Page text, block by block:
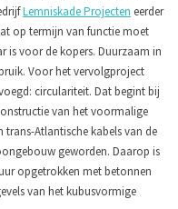
Lemniskade Projecten eerder
op termijn van functie moet
is voor de kopers. Duurzaam in
Voor het vervolgproject
circulariteit. Dat begint bij
van het voormalige
Atlantische kabels van de
geworden. Daarop is
opgetrokken met betonnen
van het kubusvormige